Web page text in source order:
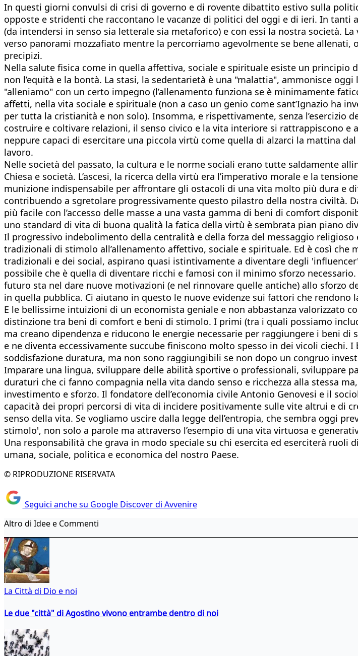
In questi giorni convulsi di crisi di governo e di rovente dibattito estivo sulla
opposte e stridenti che raccontano le vacanze di politici del oggi e di ieri. In
(da intendersi in senso sia letterale sia metaforico) e con essi la nostra società.
verso panorami mozzafiato mentre la percorriamo agevolmente se bene
precipizi.
Nella salute fisica come in quella affettiva, sociale e spirituale esiste un principio
non l’equità e la bontà. La stasi, la sedentarietà è una "malattia", ammonisce
"alleniamo" con un certo impegno (l’allenamento funziona se è minimamente
affetti, nella vita sociale e spirituale (non a caso un genio come sant’Ignazio ha
per tutta la cristianità e non solo). Insomma, e rispettivamente, senza l’esercizio
costruire e coltivare relazioni, il senso civico e la vita interiore si rattrappiscono e
neppure capaci di esercitare una piccola virtù come quella di alzarci la mattina
lavoro.
Nelle società del passato, la cultura e le norme sociali erano tutte saldamente
Chiesa e società. L’ascesi, la ricerca della virtù era l’imperativo morale e la
munizione indispensabile per affrontare gli ostacoli di una vita molto più dura e
contribuendo a sgretolare progressivamente questo pilastro della nostra civiltà.
più facile con l’accesso delle masse a una vasta gamma di beni di comfort
uno standard di vita di buona qualità la fatica della virtù è sembrata pian piano
Il progressivo indebolimento della centralità e della forza del messaggio
tradizionali di stimolo all’allenamento affettivo, sociale e spirituale. Ed è così
tradizionali e dei social, aspirano quasi istintivamente a diventare degli
possibile che è quella di diventare ricchi e famosi con il minimo sforzo
futuro sta nel dare nuove motivazioni (e nel rinnovare quelle antiche) allo sforzo
in quella pubblica. Ci aiutano in questo le nuove evidenze sui fattori che rendono
E le bellissime intuizioni di un economista geniale e non abbastanza valorizzato
distinzione tra beni di comfort e beni di stimolo. I primi (tra i quali possiamo
ma creano dipendenza e riducono le energie necessarie per raggiungere i beni
e ne diventa eccessivamente succube finiscono molto spesso in dei vicoli
soddisfazione duratura, ma non sono raggiungibili se non dopo un congruo
Imparare una lingua, sviluppare delle abilità sportive o professionali, sviluppare
duraturi che ci fanno compagnia nella vita dando senso e ricchezza alla stessa
investimento e sforzo. Il fondatore dell’economia civile Antonio Genovesi e il
capacità dei propri percorsi di vita di incidere positivamente sulle vite altrui e di
senso della vita. Se vogliamo uscire dalla legge dell’entropia, che sembra oggi
stimolo', non solo a parole ma attraverso l’esempio di una vita virtuosa e
Una responsabilità che grava in modo speciale su chi esercita ed eserciterà
umana, sociale, politica e economica del nostro Paese.
© RIPRODUZIONE RISERVATA
Seguici anche su Google Discover di Avvenire
Altro di Idee e Commenti
La Città di Dio e noi
Le due "città" di Agostino vivono entrambe dentro di noi